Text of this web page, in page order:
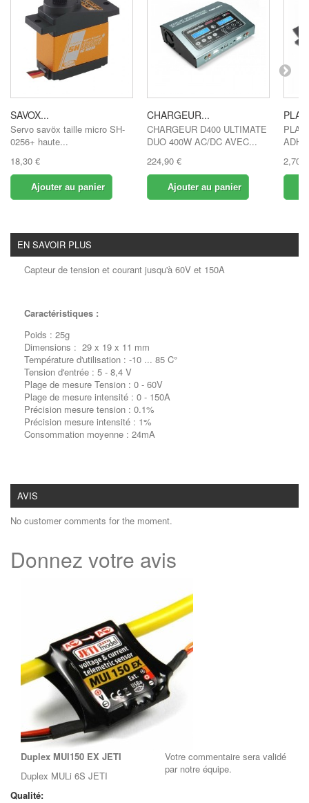
SAVOX...
Servo savöx taille micro SH-
0256+ haute...
18,30 €
Ajouter au panier
CHARGEUR...
CHARGEUR D400 ULTIMATE
DUO 400W AC/DC AVEC...
224,90 €
Ajouter au panier
2,70 €
EN SAVOIR PLUS
Capteur de tension et courant jusqu'à 60V et 150A
Caractéristiques :
Poids : 25g
Dimensions : 29 x 19 x 11 mm
Température d'utilisation : -10 ... 85 C°
Tension d'entrée : 5 - 8,4 V
Plage de mesure Tension : 0 - 60V
Plage de mesure intensité : 0 - 150A
Précision mesure tension : 0.1%
Précision mesure intensité : 1%
Consommation moyenne : 24mA
AVIS
No customer comments for the moment.
Donnez votre avis
Duplex MUI150 EX JETI
Duplex MULi 6S JETI
Votre commentaire sera validé
par notre équipe.
Qualité: